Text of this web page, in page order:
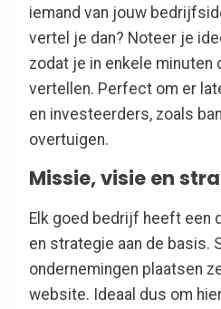
iemand van jouw
vertel je dan? Noteer je
zodat je in enkele minuten
vertellen. Perfect om er
en investeerders, zoals
overtuigen.
Missie, visie en
Elk goed bedrijf heeft een
en strategie aan de basis.
ondernemingen plaatsen
website. Ideaal dus om